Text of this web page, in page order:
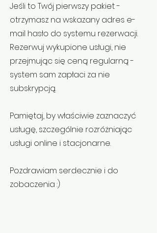
Jeśli to Twój pierwszy pakiet -
otrzymasz na wskazany adres e-
mail hasło do systemu rezerwacji.
Rezerwuj wykupione usługi, nie
przejmując się ceną regularną -
system sam zapłaci za nie
subskrypcją.
Pamiętaj, by właściwie zaznaczyć
usługę, szczególnie rozróżniając
usługi online i stacjonarne.
Pozdrawiam serdecznie i do
zobaczenia :)